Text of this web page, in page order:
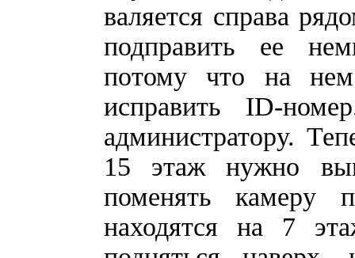
валяется справа
подправить ее
потому что на
исправить ID-
администратору.
15 этаж нужно
поменять камеру
находятся на 7